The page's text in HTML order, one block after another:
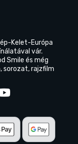
Kelet-Európa
vár.
Smile és még
sorozat, rajzfilm